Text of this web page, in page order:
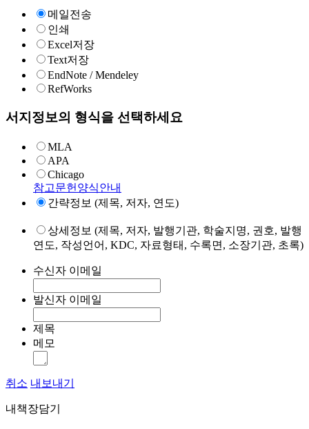
메일전송
인쇄
Excel저장
Text저장
EndNote / Mendeley
RefWorks
서지정보의 형식을 선택하세요
MLA
APA
Chicago
참고문헌양식안내
간략정보 (제목, 저자, 연도)
상세정보 (제목, 저자, 발행기관, 학술지명, 권호, 발행
연도, 작성언어, KDC, 자료형태, 수록면, 소장기관, 초록)
수신자 이메일
발신자 이메일
제목
메모
취소 내보내기
내책장담기